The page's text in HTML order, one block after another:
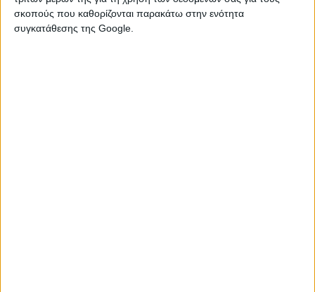
σκοπούς που καθορίζονται παρακάτω στην ενότητα
συγκατάθεσης της Google.